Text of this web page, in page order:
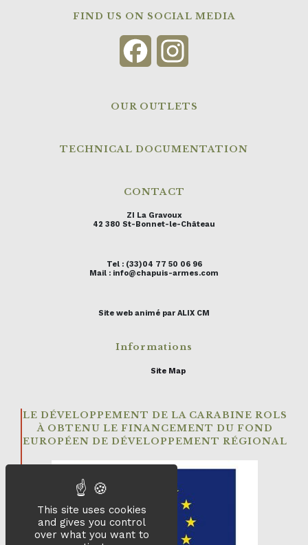
FIND US ON SOCIAL MEDIA
Facebook
OUR OUTLETS
TECHNICAL DOCUMENTATION
CONTACT
ZI La Gravoux
42 380 St-Bonnet-le-Château
Tel : (33)04 77 50 06 96
Mail : info@chapuis-armes.com
Site web animé par ALIX CM
Informations
Site Map
LE DÉVELOPPEMENT DE LA CARABINE ROLS
À OBTENU LE FINANCEMENT DU FOND
EUROPÉEN DE DÉVELOPPEMENT RÉGIONAL
This site uses cookies
and gives you control
over what you want to